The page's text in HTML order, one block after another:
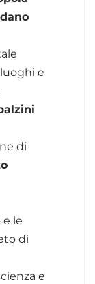
e
di
e le
di
e